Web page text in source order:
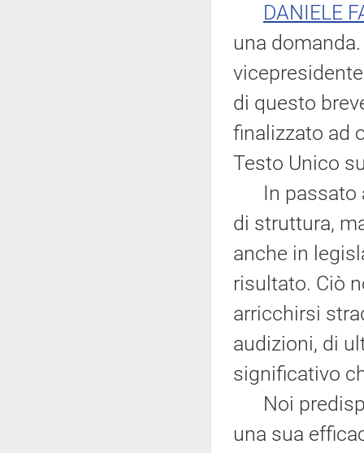
DANIELE
una
di questo
finalizzato ad
Testo Unico
In passato
di struttura,
anche in
risultato. Ciò
arricchirsi
audizioni, di
significativo
Noi
una sua